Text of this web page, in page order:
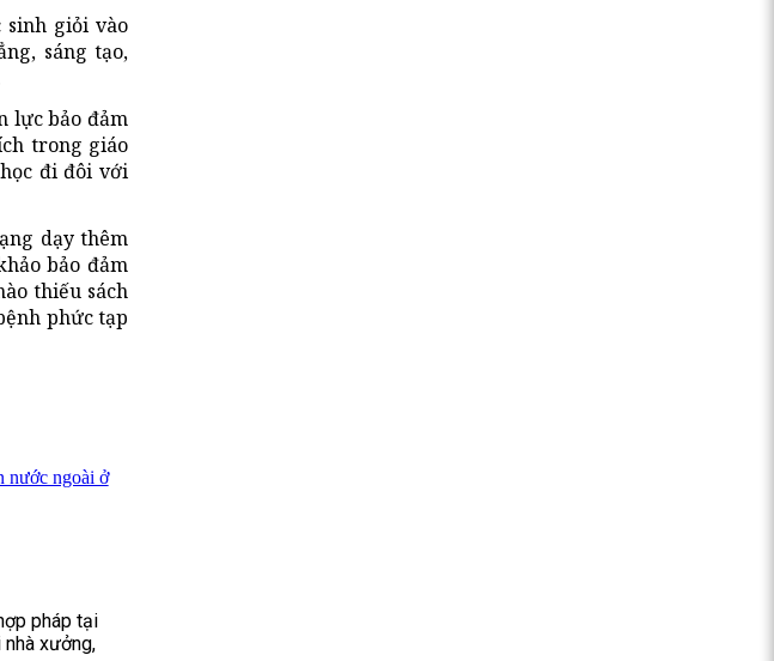
sinh giỏi vào
sáng tạo,
lực bảo đảm
trong giáo
đi đôi với
dạy thêm
bảo đảm
thiếu sách
phức tạp
nước ngoài ở
pháp tại
xưởng,